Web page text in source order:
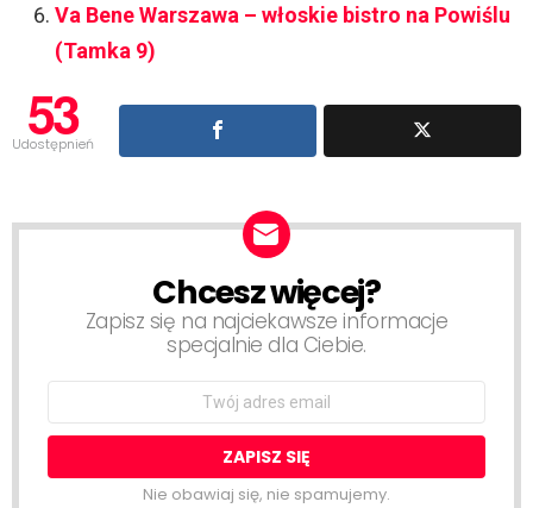
Va Bene Warszawa – włoskie bistro na Powiślu
(Tamka 9)
53
Udostępnień
NEWSLETTERChcesz więcej?
Zapisz się na najciekawsze informacje
specjalnie dla Ciebie.
Email
Nie obawiaj się, nie spamujemy.